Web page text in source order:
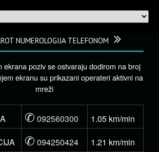
NUMEROLOGIJA TELEFONOM
ekrana poziv se ostvaraju dodirom na broj
ekranu su prikazani operateri aktivni na
mreži
✆ 092560300
1.05 km/min
✆ 094250424
1.21 km/min